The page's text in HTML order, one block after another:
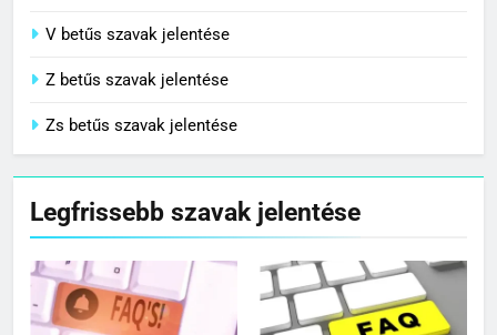
V betűs szavak jelentése
Z betűs szavak jelentése
Zs betűs szavak jelentése
Legfrissebb szavak jelentése